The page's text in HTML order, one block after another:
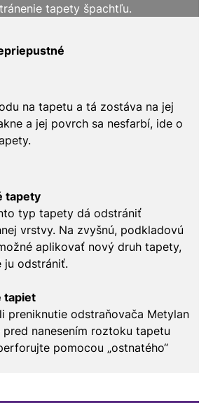
tapety špachtľu.
na tapetu a tá zostáva na jej
a jej povrch sa nesfarbí, ide o
tapety
typ tapety dá odstrániť
vrstvy. Na zvyšnú, podkladovú
aplikovať nový druh tapety,
ju odstrániť.
tapiet
preniknutie odstraňovača Metylan
nanesením roztoku tapetu
pomocou „ostnatého“